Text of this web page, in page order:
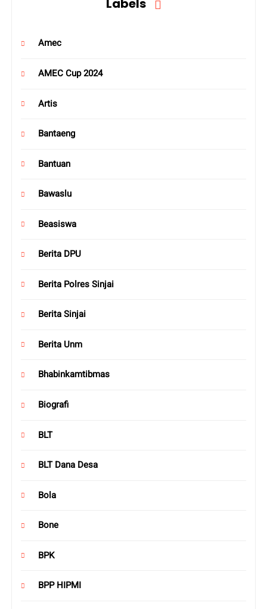
Labels
Amec
AMEC Cup 2024
Artis
Bantaeng
Bantuan
Bawaslu
Beasiswa
Berita DPU
Berita Polres Sinjai
Berita Sinjai
Berita Unm
Bhabinkamtibmas
Biografi
BLT
BLT Dana Desa
Bola
Bone
BPK
BPP HIPMI